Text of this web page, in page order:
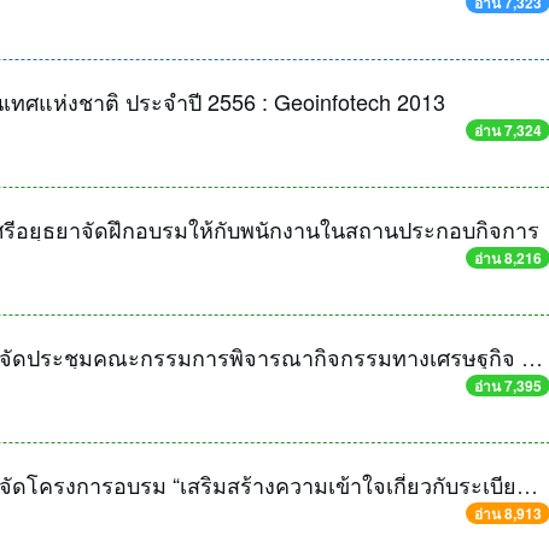
ศแห่งชาติ ประจำปี 2556 : Geoinfotech 2013
อ่าน 7,324
ยุธยาจัดฝึกอบรมให้กับพนักงานในสถานประกอบกิจการ
อ่าน 8,216
สำนักงานคลังจังหวัดพระนครศรีอยุธยา จัดประชุมคณะกรรมการพิจารณากิจกรรมทางเศรษฐกิจ GPP ครั้งที่ ๑/๒๕๕๖
อ่าน 7,395
สำนักงานคลังจังหวัดพระนครศรีอยุธยา จัดโครงการอบรม “เสริมสร้างความเข้าใจเกี่ยวกับระเบียบกระทรวงการคลังว่าด้วยเงินทดรองราชการเพื่อช่วยเหลือผู้ประสบภัยพิบัติ กรณีฉุกเฉิน พ.ศ. ๒๕๕๖
อ่าน 8,913